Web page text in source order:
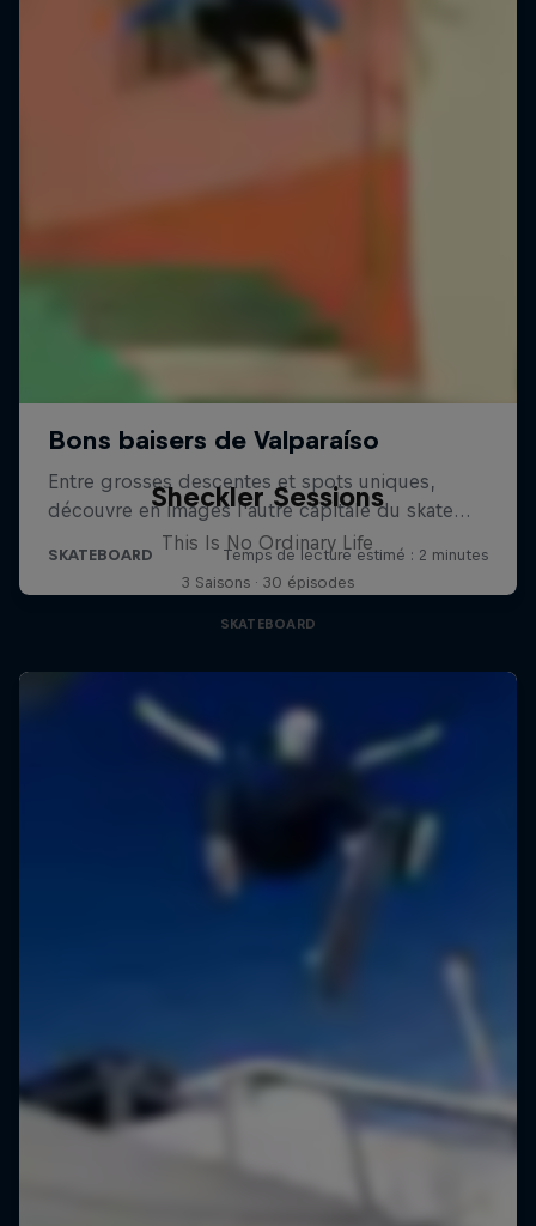
Sheckler Sessions
This Is No Ordinary Life
3 Saisons · 30 épisodes
SKATEBOARD